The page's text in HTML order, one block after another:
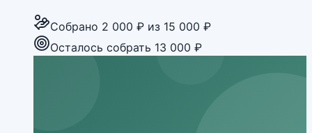
Собрано 2 000 ₽ из 15 000 ₽
Осталось собрать 13 000 ₽